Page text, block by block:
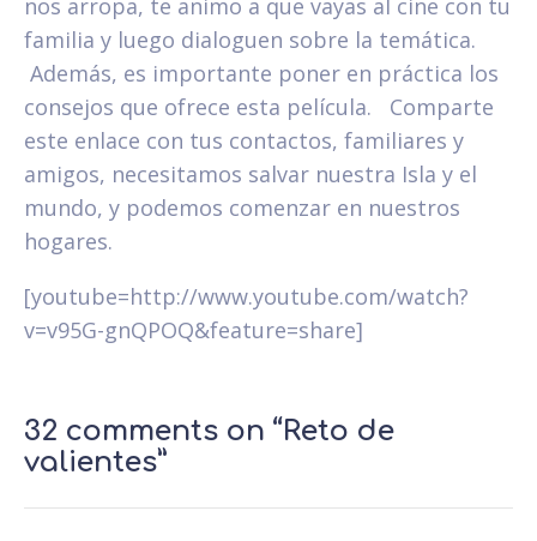
nos arropa, te animo a que vayas al cine con tu
familia y luego dialoguen sobre la temática.
Además, es importante poner en práctica los
consejos que ofrece esta película. Comparte
este enlace con tus contactos, familiares y
amigos, necesitamos salvar nuestra Isla y el
mundo, y podemos comenzar en nuestros
hogares.
[youtube=http://www.youtube.com/watch?
v=v95G-gnQPOQ&feature=share]
32 comments on “Reto de
valientes”